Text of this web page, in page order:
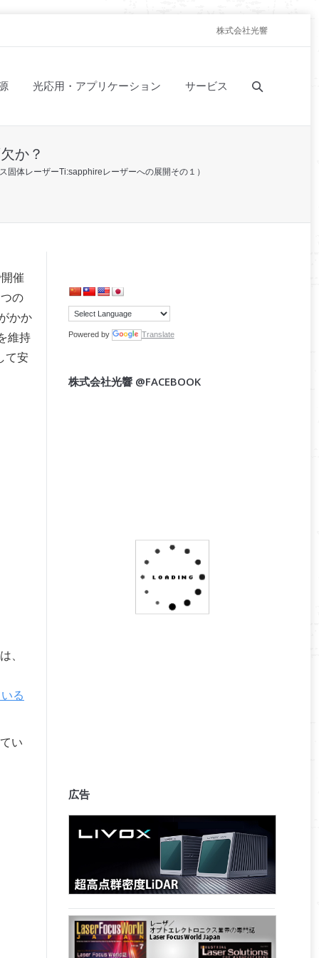
株式会社光響
光応用・アプリケーション サービス
か？
体レーザーTi:sapphireレーザーへの展開その１）
催
の
かか
維持
て安
、
る
い
Powered by Translate
株式会社光響 @FACEBOOK
広告